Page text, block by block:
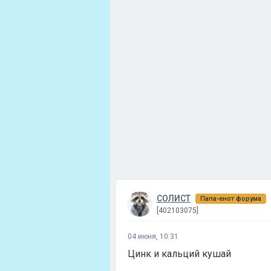
СОЛИСТ Папа-енот форума
[402103075]
04 июня, 10:31
Цинк и кальций кушай